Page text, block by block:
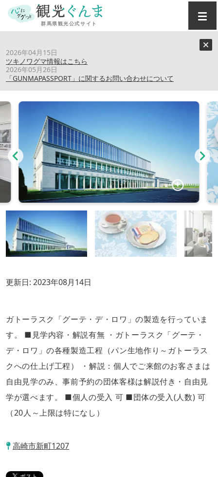
2026年04月15日
ツキノワグマ情報はこちら
2026年05月26日
「GUNMAPASSPORT」に関するお問い合わせについて
（株）原田・ガトーフェスタハラダ
更新日: 2023年08月14日
ガトーラスク「グーテ・デ・ロワ」の製造を行っていま
す。 ■見学内容・解説有無 ・ガトーラスク「グーテ・
デ・ロワ」の各種製造工程（パン生地作り～ガトーラス
クへの仕上げ工程） ・解説：個人でご来館のお客さまは
自由見学のみ、事前予約の団体客様は解説付き・自由見
学が選べます。 ■個人の受入 可 ■団体の受入(人数) 可
（20人～上限は特になし）
高崎市新町1207